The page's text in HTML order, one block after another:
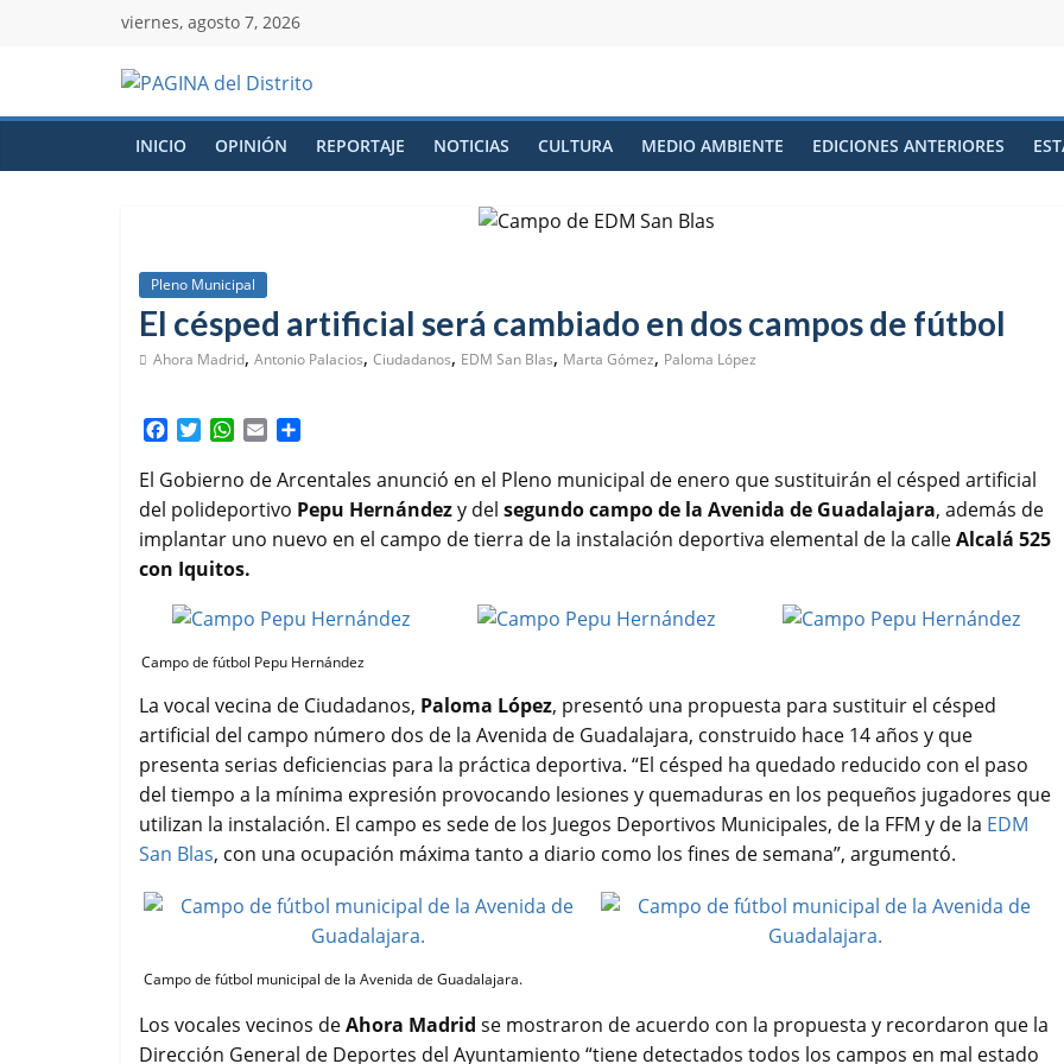
viernes, agosto 7, 2026
INICIO OPINIÓN REPORTAJE NOTICIAS CULTURA MEDIO AMBIENTE EDICIONES ANTERIORES
Pleno Municipal
El césped artificial será cambiado en dos campos de fútbol
Ahora Madrid, Antonio Palacios, Ciudadanos, EDM San Blas, Marta Gómez, Paloma López
c
e
b
o
o
i
t
t
e
r
W
a
t
s
A
p
a
i
l
m
p
a
r
r
El Gobierno de Arcentales anunció en el Pleno municipal de enero que sustituirán el césped artificial
del polideportivo Pepu Hernándezy del segundo campo de la Avenida de Guadalajara, además de
implantar uno nuevo en el campo de tierra de la instalación deportiva elemental de la calleAlcalá 525
con Iquitos.
Campo de fútbol Pepu Hernández
La vocal vecina de Ciudadanos, Paloma López, presentó una propuesta para sustituir el césped
artificial del campo número dos de la Avenida de Guadalajara, construido hace 14 años y que
presenta serias deficiencias para la práctica deportiva. “El césped ha quedado reducido con el paso
del tiempo a la mínima expresión provocando lesiones y quemaduras en los pequeños jugadores que
utilizan la instalación. El campo es sede de los Juegos Deportivos Municipales, de la FFM y de la EDM
San Blas, con una ocupación máxima tanto a diario como los fines de semana”, argumentó.
Campo de fútbol municipal de la Avenida de Guadalajara.
Los vocales vecinos deAhora Madrid se mostraron de acuerdo con la propuesta y recordaron que la
Dirección General de Deportes del Ayuntamiento “tiene detectados todos los campos en mal estado